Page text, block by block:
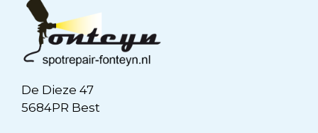
De Dieze 47
5684PR Best